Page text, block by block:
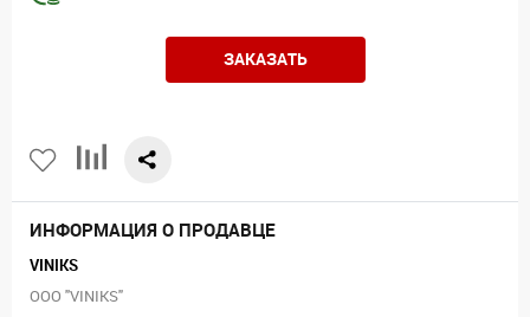
ЗАКАЗАТЬ
ИНФОРМАЦИЯ О ПРОДАВЦЕ
VINIKS
ООО "VINIKS"